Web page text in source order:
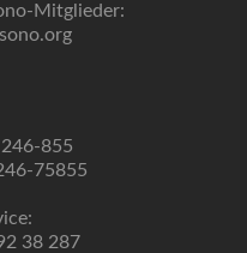
Mitglieder:
855
75855
38 287